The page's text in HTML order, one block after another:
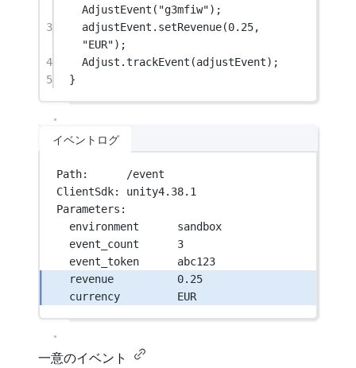
AdjustEvent ( "g3mfiw");
3
adjustEvent. setRevenue(0.25
"EUR");
4
Adjust.trackEvent (adjustEvent);
5
}
イベントログ
Path:      /event
ClientSdk: unity4.38.1
Parameters:
environment      sandbox
event_count      3
event_token      abc123
revenue          0.25
currency         EUR
一意のイベント